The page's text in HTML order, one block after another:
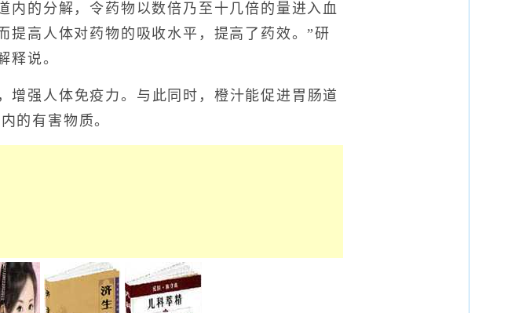
内的分解，令药物以数倍乃至十几倍的量进入血
提高人体对药物的吸收水平，提高了药效。”研
释说。
强人体免疫力。与此同时，橙汁能促进胃肠道
的有害物质。